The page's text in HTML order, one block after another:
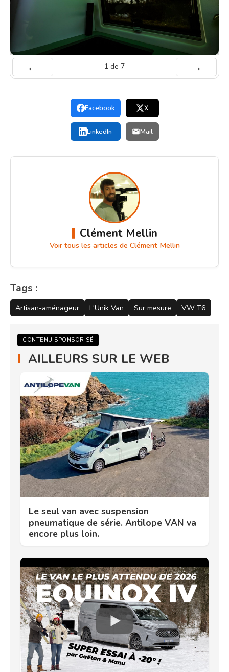
1 de 7
Facebook X
LinkedIn Mail
Clément Mellin
Voir tous les articles de Clément Mellin
Tags :
Artisan-aménageur L'Unik Van Sur mesure VW T6
CONTENU SPONSORISÉ
AILLEURS SUR LE WEB
Le seul van avec suspension
pneumatique de série. Antilope VAN va
encore plus loin.